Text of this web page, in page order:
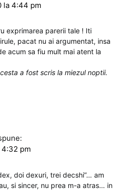
la 4:44 pm
exprimarea parerii tale ! Iti
pacat nu ai argumentat, insa
acum sa fiu mult mai atent la
a fost scris la miezul noptii.
pm
doi dexuri, trei decshi”… am
si sincer, nu prea m-a atras… in